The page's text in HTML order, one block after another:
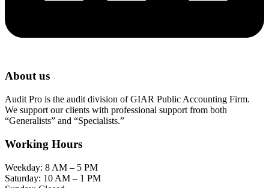
About us
Audit Pro is the audit division of GIAR Public Accounting Firm.
We support our clients with professional support from both
“Generalists” and “Specialists.”
Working Hours
Weekday: 8 AM – 5 PM
Saturday: 10 AM – 1 PM